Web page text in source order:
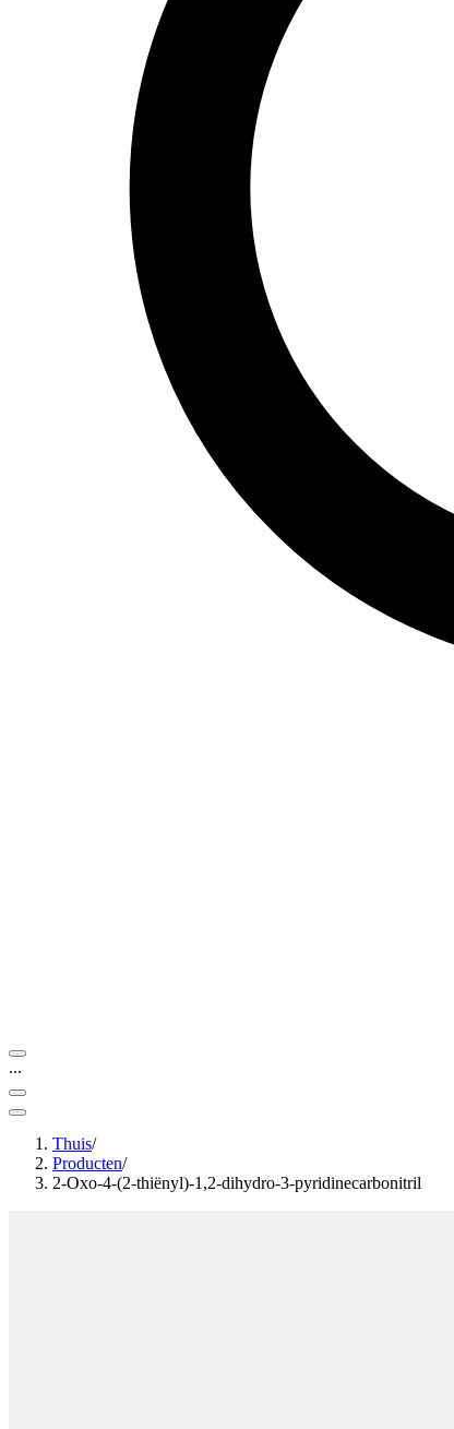
...
Thuis/
Producten/
2-Oxo-4-(2-thiënyl)-1,2-dihydro-3-pyridinecarbonitril